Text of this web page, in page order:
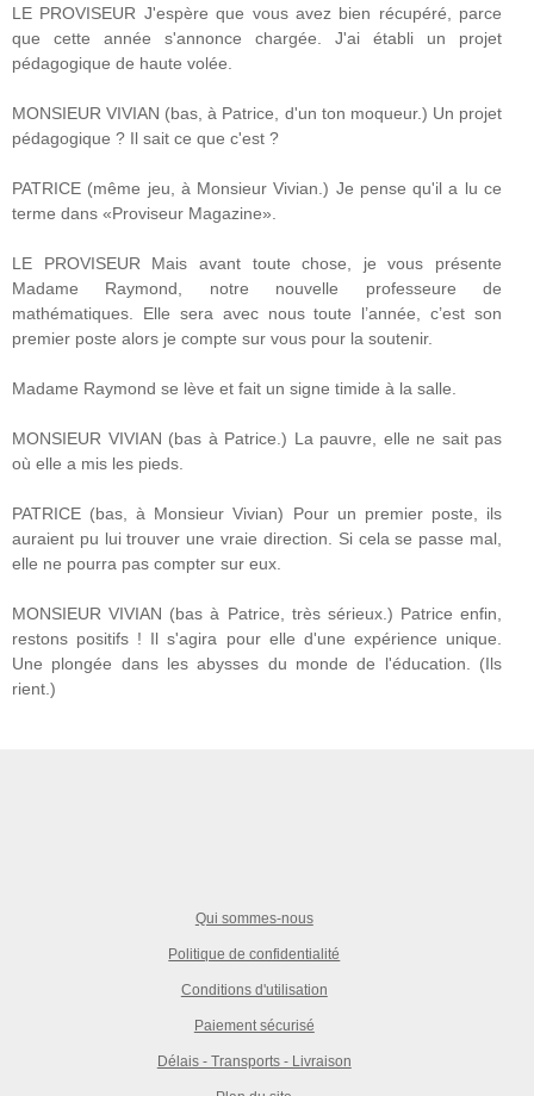
LE PROVISEUR J'espère que vous avez bien récupéré, parce
que cette année s'annonce chargée. J'ai établi un projet
pédagogique de haute volée.
MONSIEUR VIVIAN (bas, à Patrice, d'un ton moqueur.) Un projet
pédagogique ? Il sait ce que c'est ?
PATRICE (même jeu, à Monsieur Vivian.) Je pense qu'il a lu ce
terme dans «Proviseur Magazine».
LE PROVISEUR Mais avant toute chose, je vous présente
Madame Raymond, notre nouvelle professeure de
mathématiques. Elle sera avec nous toute l’année, c’est son
premier poste alors je compte sur vous pour la soutenir.
Madame Raymond se lève et fait un signe timide à la salle.
MONSIEUR VIVIAN (bas à Patrice.) La pauvre, elle ne sait pas
où elle a mis les pieds.
PATRICE (bas, à Monsieur Vivian) Pour un premier poste, ils
auraient pu lui trouver une vraie direction. Si cela se passe mal,
elle ne pourra pas compter sur eux.
MONSIEUR VIVIAN (bas à Patrice, très sérieux.) Patrice enfin,
restons positifs ! Il s'agira pour elle d'une expérience unique.
Une plongée dans les abysses du monde de l'éducation. (Ils
rient.)
Qui sommes-nous
Politique de confidentialité
Conditions d'utilisation
Paiement sécurisé
Délais - Transports - Livraison